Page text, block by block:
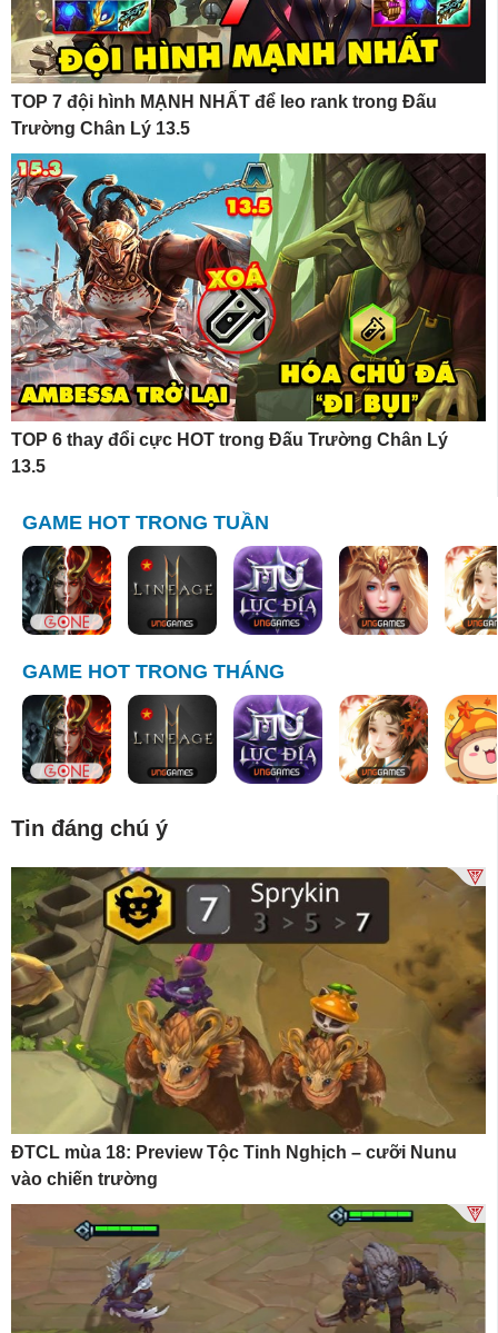
TOP 7 đội hình MẠNH NHẤT để leo rank trong Đấu
Trường Chân Lý 13.5
TOP 6 thay đổi cực HOT trong Đấu Trường Chân Lý
13.5
GAME HOT TRONG TUẦN
GAME HOT TRONG THÁNG
Tin đáng chú ý
ĐTCL mùa 18: Preview Tộc Tinh Nghịch – cưỡi Nunu
vào chiến trường